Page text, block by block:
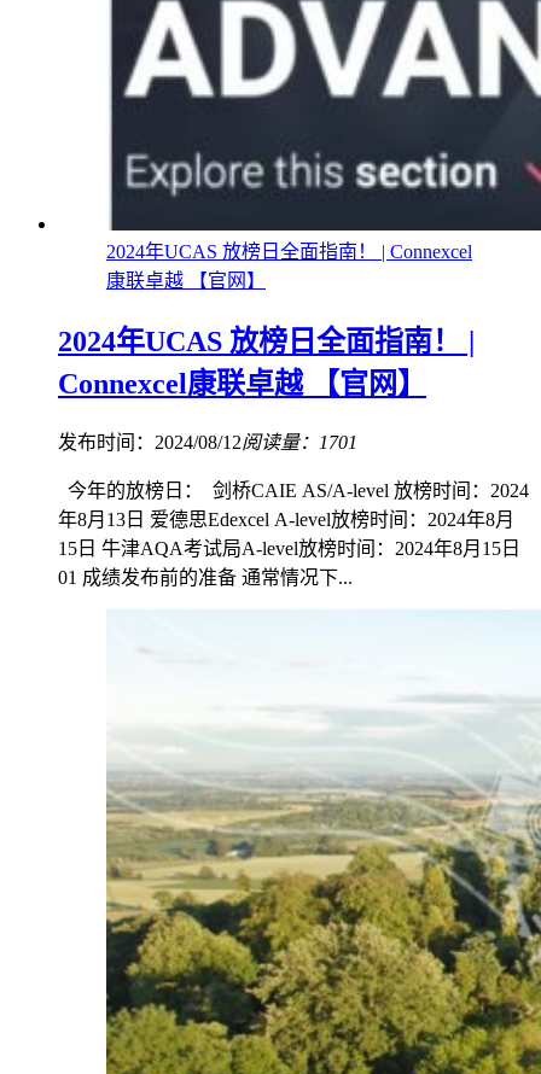
2024年UCAS 放榜日全面指南！ | Connexcel
康联卓越 【官网】
2024年UCAS 放榜日全面指南！ |
Connexcel康联卓越 【官网】
发布时间：2024/08/12阅读量：1701
今年的放榜日： 剑桥CAIE AS/A-level 放榜时间：2024
年8月13日 爱德思Edexcel A-level放榜时间：2024年8月
15日 牛津AQA考试局A-level放榜时间：2024年8月15日
01 成绩发布前的准备‍‍‍‍‍ 通常情况下...